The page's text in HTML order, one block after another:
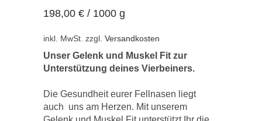
198,00 € / 1000 g
inkl. MwSt. zzgl. Versandkosten
Unser Gelenk und Muskel Fit zur
Unterstützung deines Vierbeiners.
Die Gesundheit eurer Fellnasen liegt
auch uns am Herzen. Mit unserem